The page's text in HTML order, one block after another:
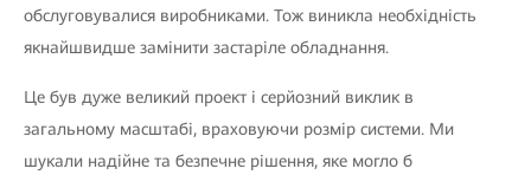
обслуговувалися виробниками. Тож виникла необхідність
якнайшвидше замінити застаріле обладнання.
Це був дуже великий проект і серйозний виклик в
загальному масштабі, враховуючи розмір системи. Ми
шукали надійне та безпечне рішення, яке могло б